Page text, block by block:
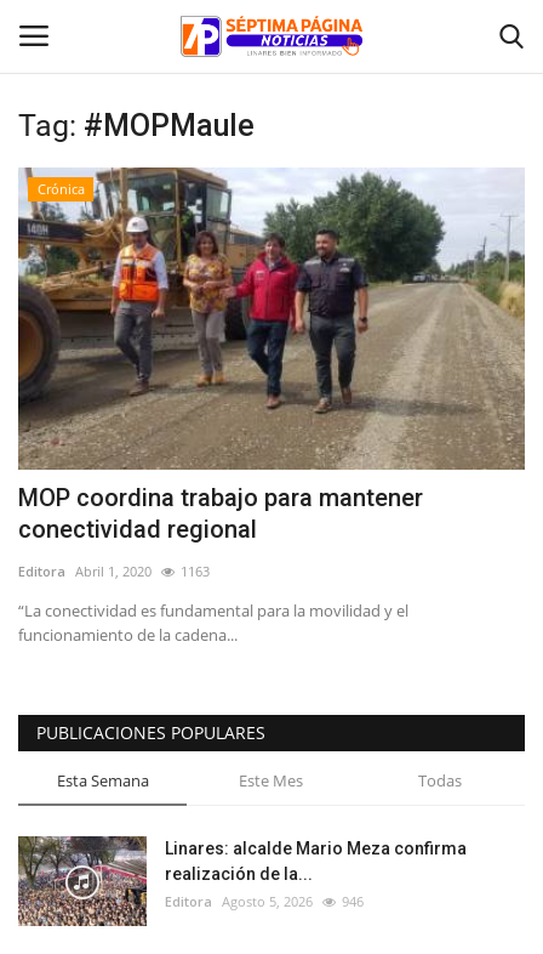
Inicio
Crónica
Policial
Tribunales
Deporte
Política
Espectáculos
Tag: #MOPMaule
Crónica
MOP coordina trabajo para mantener
conectividad regional
Editora Abril 1, 2020 1163
“La conectividad es fundamental para la movilidad y el
funcionamiento de la cadena...
PUBLICACIONES POPULARES
Esta Semana Este Mes Todas
Linares: alcalde Mario Meza confirma
realización de la...
Editora Agosto 5, 2026 946